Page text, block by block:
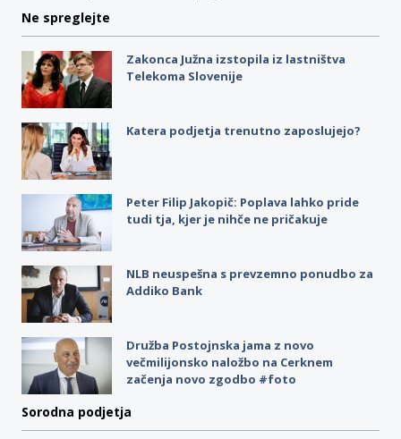
Ne spreglejte
Zakonca Južna izstopila iz lastništva
Telekoma Slovenije
Katera podjetja trenutno zaposlujejo?
Peter Filip Jakopič: Poplava lahko pride
tudi tja, kjer je nihče ne pričakuje
NLB neuspešna s prevzemno ponudbo za
Addiko Bank
Družba Postojnska jama z novo
večmilijonsko naložbo na Cerknem
začenja novo zgodbo #foto
Sorodna podjetja